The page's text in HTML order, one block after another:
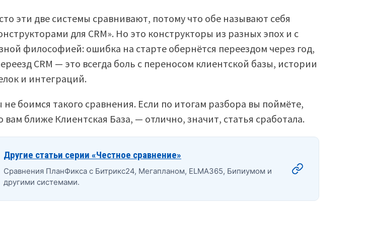
эти две системы сравнивают, потому что обе называют себя
для CRM». Но это конструкторы из разных эпох и с
философией: ошибка на старте обернётся переездом через год,
CRM — это всегда боль с переносом клиентской базы, истории
и интеграций.
боимся такого сравнения. Если по итогам разбора вы поймёте,
вам ближе Клиентская База, — отлично, значит, статья сработала.
Другие статьи серии «Честное сравнение»
Сравнения ПланФикса с Битрикс24, Мегапланом, ELMA365, Бипиумом и
другими системами.